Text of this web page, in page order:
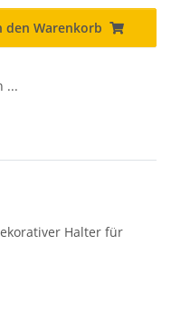
den Warenkorb
...
Halter für